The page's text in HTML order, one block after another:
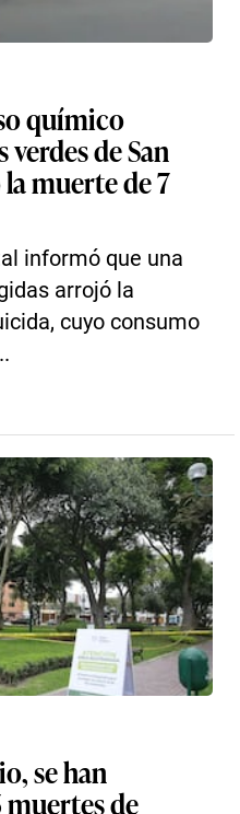
químico
de San
muerte de 7
informó que una
arrojó la
cuyo consumo
se han
muertes de